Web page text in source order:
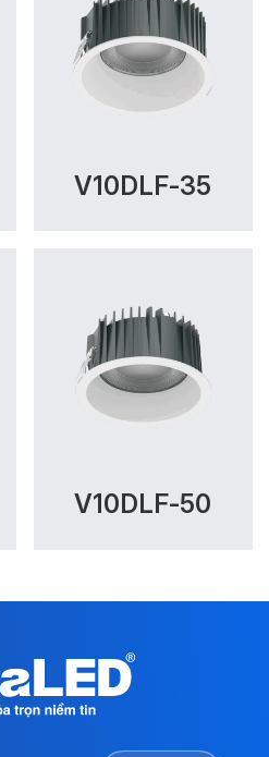
V10DLF-35
V10DLF-50